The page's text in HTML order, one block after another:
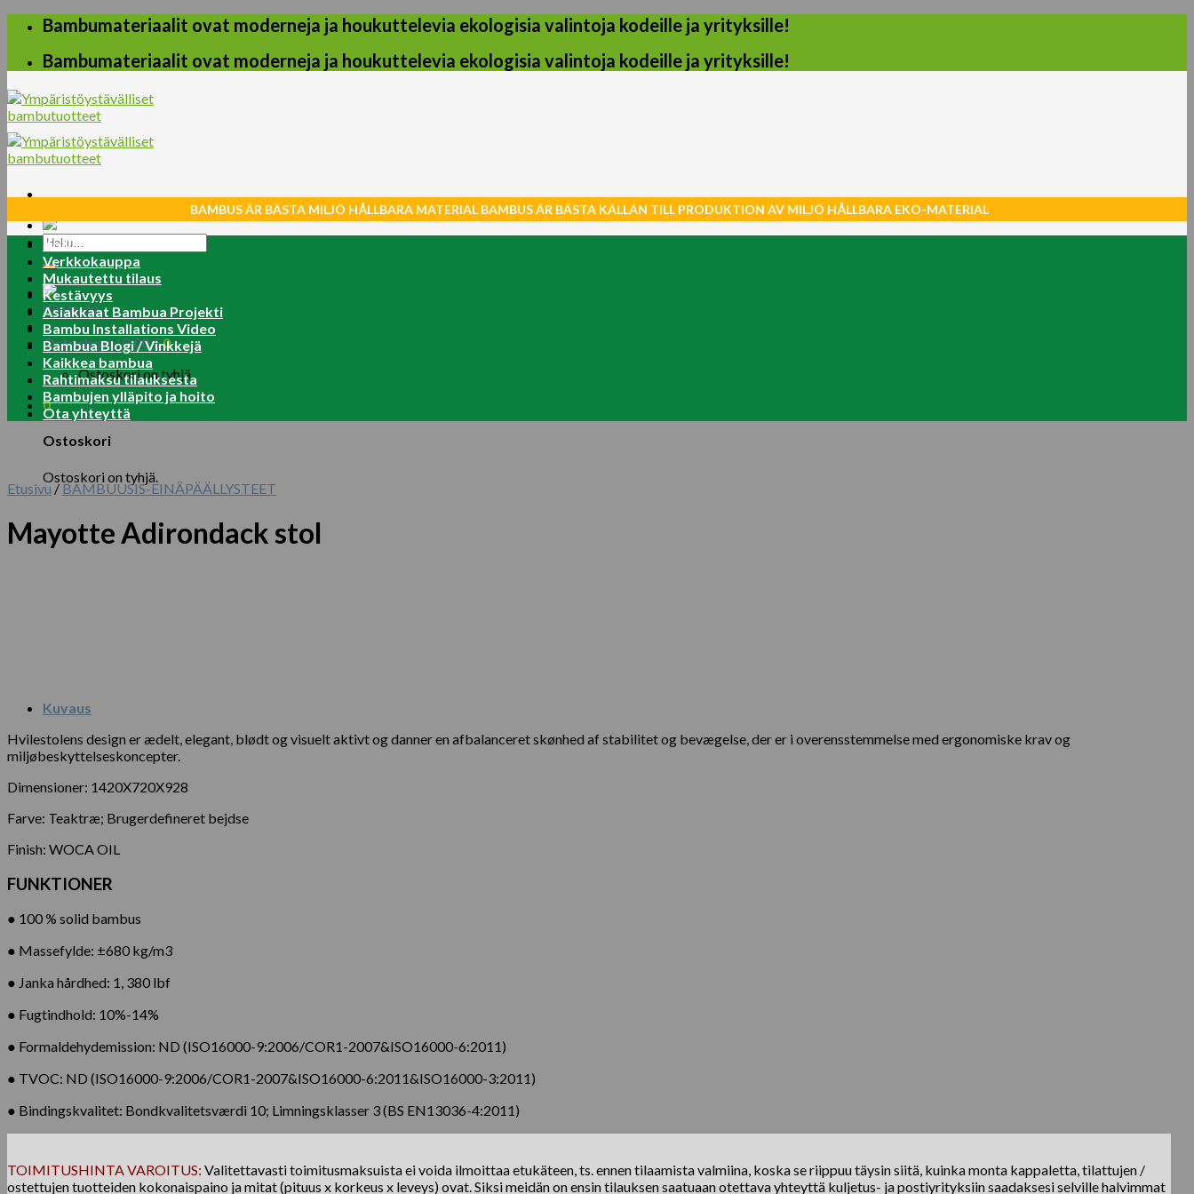
Skip
content
Bambumateriaalit ovat moderneja ja houkuttelevia ekologisia valintoja kodeille ja yrityksille!
Bambumateriaalit ovat moderneja ja houkuttelevia ekologisia valintoja kodeille ja yrityksille!
Etsi:
Kirjaudu
Ostoskori /0.00€0
Ostoskori on tyhjä.
0
Ostoskori
Ostoskori on tyhjä.
BAMBUS ÄR BÄSTA MILJÖ HÅLLBARA MATERIAL BAMBUS ÄR BÄSTA KÄLLAN TILL PRODUKTION AV MILJÖ HÅLLBARA EKO-MATERIAL
Koti
Verkkokauppa
Mukautettu tilaus
Kestävyys
Asiakkaat Bambua Projekti
Bambu Installations Video
Bambua Blogi / Vinkkejä
Kaikkea bambua
Rahtimaksu tilauksesta
Bambujen ylläpito ja hoito
Ota yhteyttä
Etusivu /BAMBUUSIS-EINÄPÄÄLLYSTEET
Mayotte Adirondack stol
Kuvaus
Hvilestolens design er ædelt, elegant, blødt og visuelt aktivt og danner en afbalanceret skønhed af stabilitet og bevægelse, der er i overensstemmelse med ergonomiske krav og
miljøbeskyttelseskoncepter.
Dimensioner: 1420X720X928
Farve: Teaktræ; Brugerdefineret bejdse
Finish: WOCA OIL
FUNKTIONER
● 100 % solid bambus
● Massefylde: ±680 kg/m3
● Janka hårdhed: 1, 380 lbf
● Fugtindhold: 10%-14%
● Formaldehydemission: ND (ISO16000-9:2006/COR1-2007&ISO16000-6:2011)
● TVOC: ND (ISO16000-9:2006/COR1-2007&ISO16000-6:2011&ISO16000-3:2011)
● Bindingskvalitet: Bondkvalitetsværdi 10; Limningsklasser 3 (BS EN13036-4:2011)
TOIMITUSHINTA VAROITUS: Valitettavasti toimitusmaksuista ei voida ilmoittaa etukäteen, ts. ennen tilaamista valmiina, koska se riippuu täysin siitä, kuinka monta kappaletta, tilattujen /
ostettujen tuotteiden kokonaispaino ja mitat (pituus x korkeus x leveys) ovat. Siksi meidän on ensin tilauksen saatuaan otettava yhteyttä kuljetus- ja postiyrityksiin saadaksesi selville halvimmat